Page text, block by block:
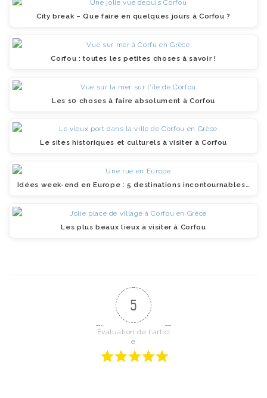
City break – Que faire en quelques jours à Corfou ?
Corfou : toutes les petites choses à savoir !
Les 10 choses à faire absolument à Corfou
Le sites historiques et culturels à visiter à Corfou
Idées week-end en Europe : 5 destinations incontournables…
Les plus beaux lieux à visiter à Corfou
5
Évaluation de l'articl
e